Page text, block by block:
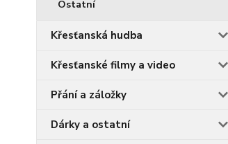
Ostatní
Křesťanská hudba
Křesťanské filmy a video
Přání a záložky
Dárky a ostatní